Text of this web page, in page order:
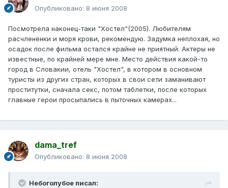
Опубликовано: 8 июня 2008
Посмотрела наконец-таки "Хостел"(2005). Любителям
расчленёнки и моря крови, рекомендую. Задумка неплохая, но
осадок после фильма остался крайне не приятный. Актеры не
известные, по крайней мере мне. Место действия какой-то
город в Словакии, отель "Хостел", в котором в основном
туристы из других стран, которых в свои сети заманивают
проститутки, сначала секс, потом таблетки, после которых
главные герои просыпались в пыточных камерах...
dama_tref
Опубликовано: 8 июня 2008
Небоголубое писал: